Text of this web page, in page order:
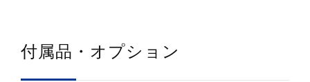
付属品・オプション